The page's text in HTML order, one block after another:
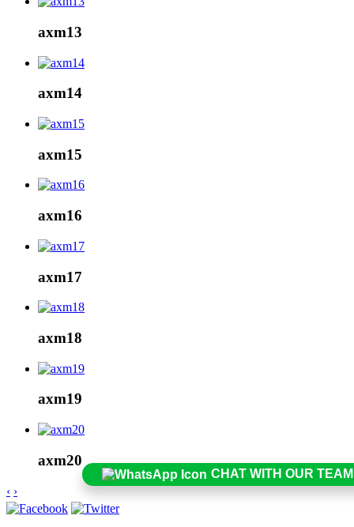
CHAT WITH OUR TEAM
axm13
axm14
axm15
axm16
axm17
axm18
axm19
axm20
‹ ›